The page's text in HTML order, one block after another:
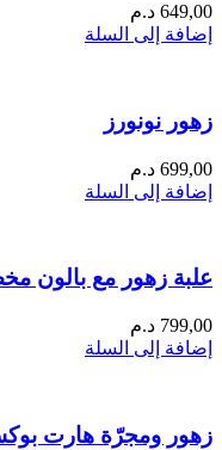
649,00 د.م
إضافة إلى السلة
زهور نونورز
699,00 د.م
إضافة إلى السلة
علبة زهور مع بالون
799,00 د.م
إضافة إلى السلة
زهور ومجرّة هارت